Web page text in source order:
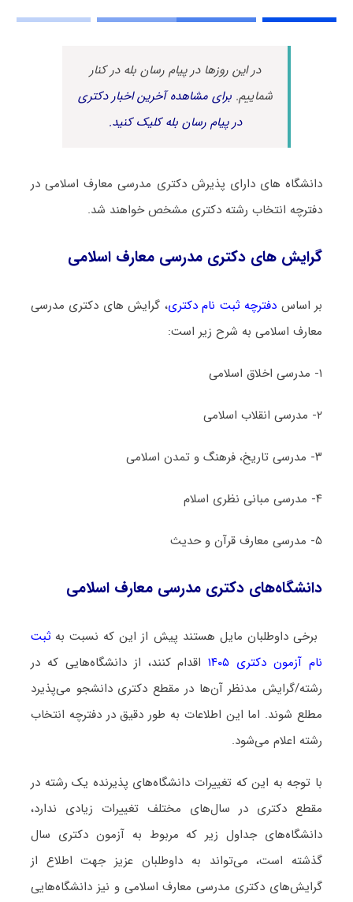
در این روزها در پیام رسان بله در کنار
شماییم.برای مشاهده آخرین اخبار دکتری
در پیام رسان بله کلیک کنید.
دانشگاه های دارای پذیرش دکتری ﻣﺪرسی ﻣﻌﺎرف اﺳﻼمی در
دفترچه انتخاب رشته دکتری مشخص خواهند شد.
گرایش های دکتری ﻣﺪرسی ﻣﻌﺎرف اﺳﻼمی
بر اساس دفترچه ثبت نام دکتری، گرایش های دکتری ﻣﺪرسی
ﻣﻌﺎرف اﺳﻼمی به شرح زیر است:
۱- مدرسی اخلاق اسلامی
۲- مدرسی انقلاب اسلامی
۳- مدرسی تاریخ، فرهنگ و تمدن اسلامی
۴- مدرسی مبانی نظری اسلام
۵- مدرسی معارف قرآن و حدیث
دانشگاه‌های دکتری ﻣﺪرسی ﻣﻌﺎرف اﺳﻼمی
برخی داوطلبان مایل هستند پیش از این که نسبت به ثبت
نام آزمون دکتری ۱۴۰۵
اقدام کنند، از دانشگاه‌هایی که در
رشته/گرایش مدنظر آن‌ها در مقطع دکتری دانشجو می‌پذیرد
مطلع شوند. اما این اطلاعات به طور دقیق در دفترچه انتخاب
رشته اعلام می‌شود.
با توجه به این که تغییرات دانشگاه‌های پذیرنده یک رشته در
مقطع دکتری در سال‌های مختلف تغییرات زیادی ندارد،
دانشگاه‌های جداول زیر که مربوط به آزمون دکتری سال
گذشته است، می‌تواند به داوطلبان عزیز جهت اطلاع از
گرایش‌های دکتری ﻣﺪرسی ﻣﻌﺎرف اﺳﻼمی و نیز دانشگاه‌هایی